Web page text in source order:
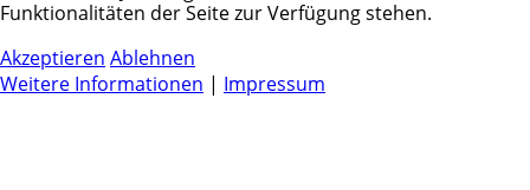
Funktionalitäten der Seite zur Verfügung stehen.
Akzeptieren Ablehnen
Weitere Informationen | Impressum